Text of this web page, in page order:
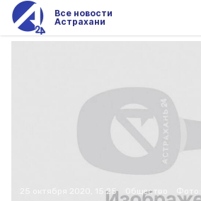
Все новости
Астрахани
25 октября 2020, 15:25 Общество